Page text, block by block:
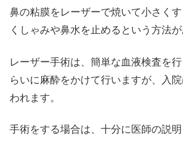
鼻の粘膜をレーザーで焼いて小さくす
くしゃみや鼻水を止めるという方法が
レーザー手術は、簡単な血液検査を行
らいに麻酔をかけて行いますが、入
われます。
手術をする場合は、十分に医師の説